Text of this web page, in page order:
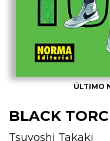
ÚLTIMO
BLACK
Tsuyoshi Takaki